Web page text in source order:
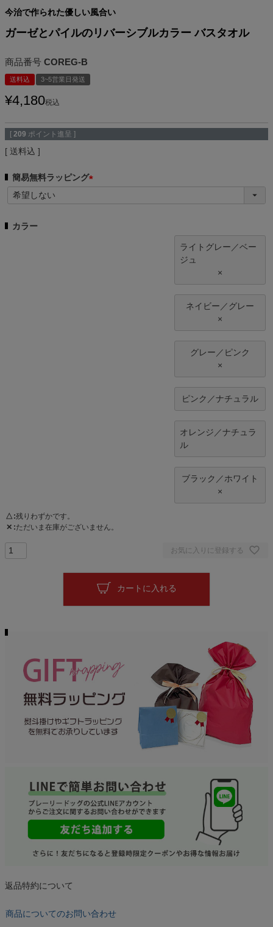
今治で作られた優しい風合い
ガーゼとパイルのリバーシブルカラー バスタオル
商品番号 COREG-B
送料込 3~5営業日発送
¥4,180税込
[ 209 ポイント進呈 ]
送料込
簡易無料ラッピング
必
カラー
ライトグレー／ベー
ジュ
×
ネイビー／グレー
×
グレー／ピンク
×
ピンク／ナチュラル
オレンジ／ナチュラ
ル
ブラック／ホワイト
×
△ 残りわずかです。
✕ ただいま在庫がございません。
お気に入りに登録する
カートに入れる
返品特約について
商品についてのお問い合わせ